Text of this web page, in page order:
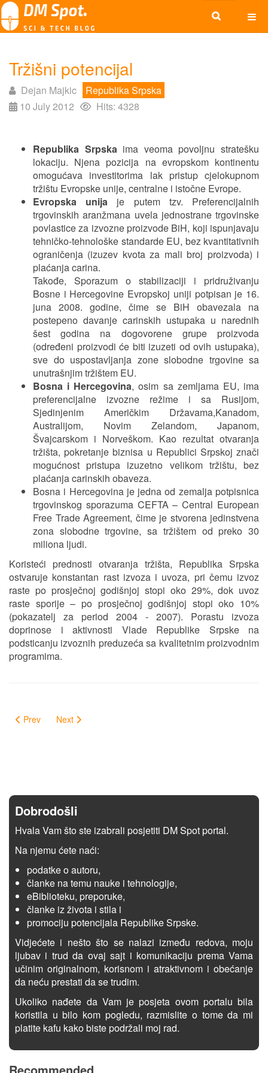
Tržišni potencijal
Dejan Majkic
Republika Srpska
10 July 2012
Hits: 4328
Republika Srpskaima veoma povoljnu stratešku
lokaciju. Njena pozicija na evropskom kontinentu
omogućava investitorima lak pristup cjelokupnom
tržištu Evropske unije, centralne i istočne Evrope.
Evropska unija je putem tzv. Preferencijalnih
trgovinskih aranžmana uvela jednostrane trgovinske
povlastice za izvozne proizvode BiH, koji ispunjavaju
tehničko-tehnološke standarde EU, bez kvantitativnih
ograničenja (izuzev kvota za mali broj proizvoda) i
plaćanja carina.
Takođe, Sporazum o stabilizaciji i pridruživanju
Bosne i Hercegovine Evropskoj uniji potpisan je 16.
juna 2008. godine, čime se BiH obavezala na
postepeno davanje carinskih ustupaka u narednih
šest godina na dogovorene grupe proizvoda
(određeni proizvodi će biti izuzeti od ovih ustupaka),
sve do uspostavljanja zone slobodne trgovine sa
unutrašnjim tržištem EU.
Bosna i Hercegovina, osim sa zemljama EU, ima
preferencijalne izvozne režime i sa Rusijom,
Sjedinjenim Američkim Državama,Kanadom,
Australijom, Novim Zelandom, Japanom,
Švajcarskom i Norveškom. Kao rezultat otvaranja
tržišta, pokretanje biznisa u Republici Srpskoj znači
mogućnost pristupa izuzetno velikom tržištu, bez
plaćanja carinskih obaveza.
Bosna i Hercegovina je jedna od zemalja potpisnica
trgovinskog sporazuma CEFTA – Central European
Free Trade Agreement, čime je stvorena jedinstvena
zona slobodne trgovine, sa tržištem od preko 30
miliona ljudi.
Koristeći prednosti otvaranja tržišta, Republika Srpska
ostvaruje konstantan rast izvoza i uvoza, pri čemu izvoz
raste po prosječnoj godišnjoj stopi oko 29%, dok uvoz
raste sporije – po prosječnoj godišnjoj stopi oko 10%
(pokazatelj za period 2004 - 2007). Porastu izvoza
doprinose i aktivnosti Vlade Republike Srpske na
podsticanju izvoznih preduzeća sa kvalitetnim proizvodnim
programima.
Prev Next
Dobrodošli
Hvala Vam što ste izabrali posjetiti DM Spot portal.
Na njemu ćete naći:
podatke o autoru,
članke na temu nauke i tehnologije,
eBiblioteku, preporuke,
članke iz života i stila i
promociju potencijala Republike Srpske.
Vidjećete i nešto što se nalazi između redova, moju
ljubav i trud da ovaj sajt i komunikaciju prema Vama
učinim originalnom, korisnom i atraktivnom i obećanje
da neću prestati da se trudim.
Ukoliko nađete da Vam je posjeta ovom portalu bila
koristila u bilo kom pogledu, razmislite o tome da mi
platite kafu kako biste podržali moj rad.